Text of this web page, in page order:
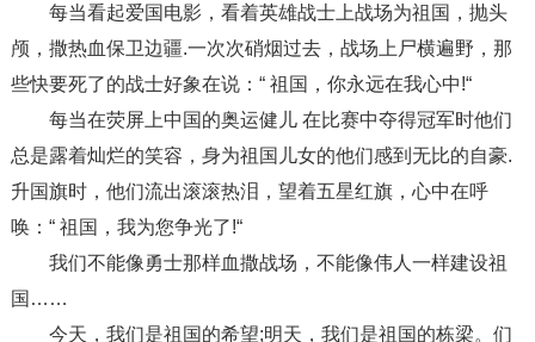
每当看起爱国电影，看着英雄战士上战场为祖国，抛头
颅，撒热血保卫边疆.一次次硝烟过去，战场上尸横遍野，那
些快要死了的战士好象在说：“ 祖国，你永远在我心中!“
每当在荧屏上中国的奥运健儿 在比赛中夺得冠军时他们
总是露着灿烂的笑容，身为祖国儿女的他们感到无比的自豪.
升国旗时，他们流出滚滚热泪，望着五星红旗，心中在呼
唤：“ 祖国，我为您争光了!“
我们不能像勇士那样血撒战场，不能像伟人一样建设祖
国……
今天，我们是祖国的希望;明天，我们是祖国的栋梁。们